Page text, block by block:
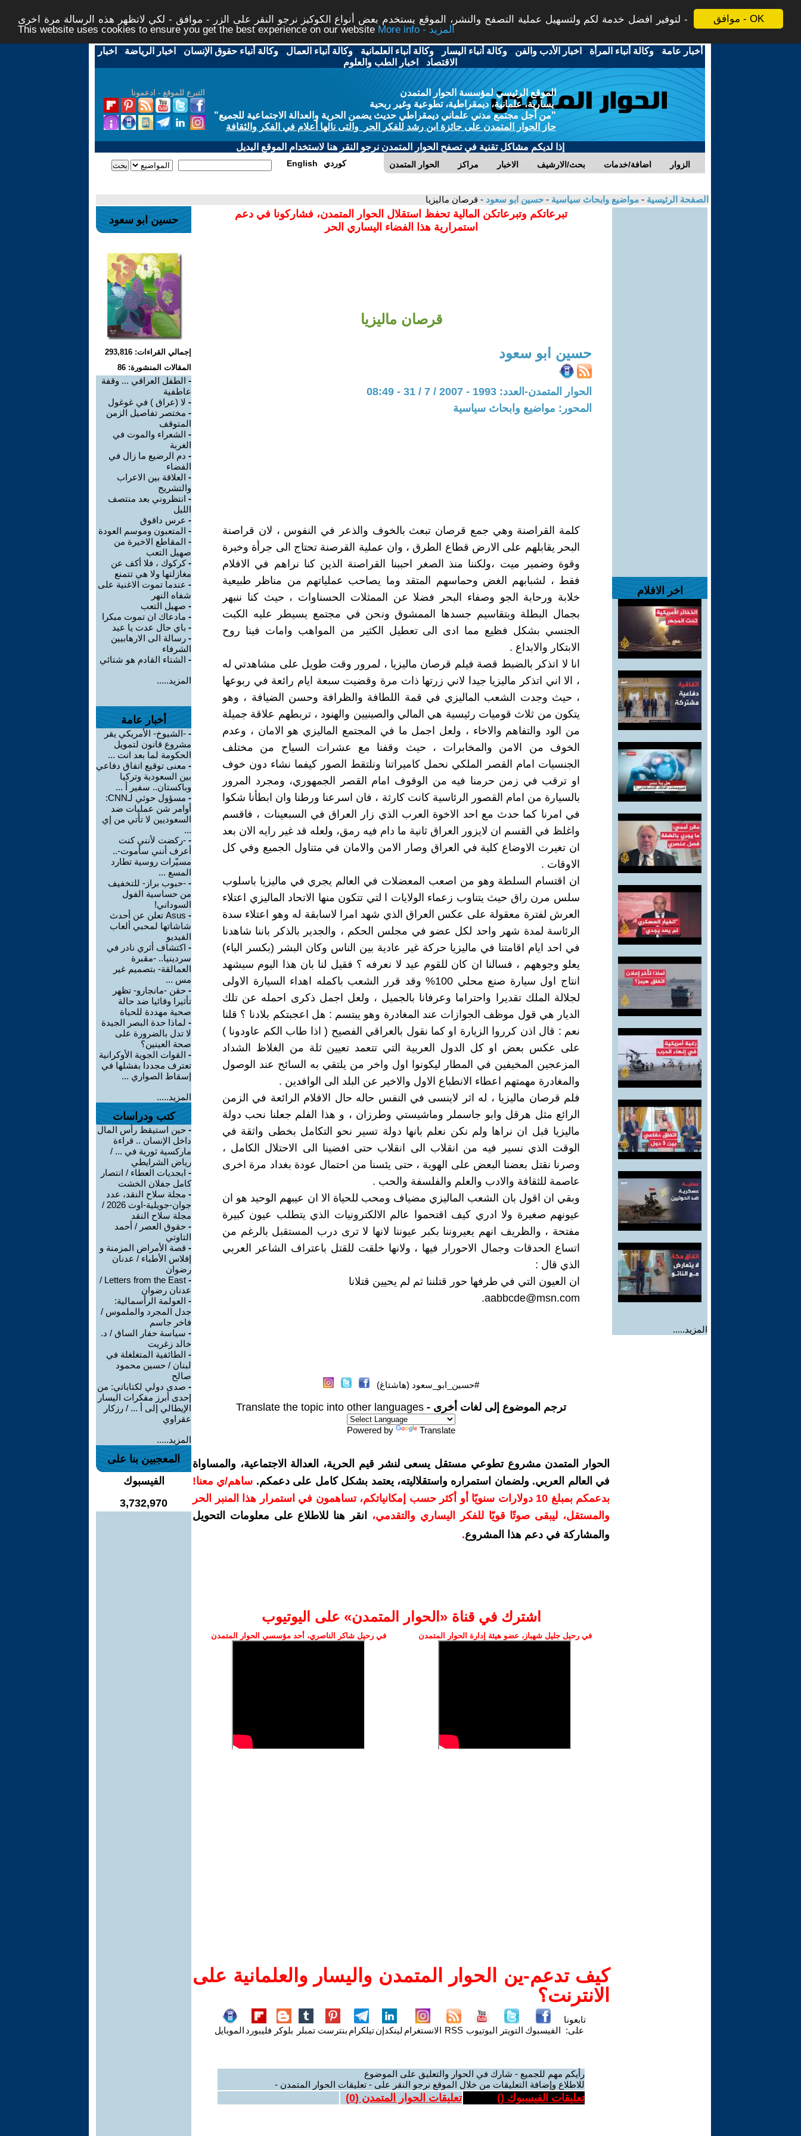
موافق - OK
لتوفير افضل خدمة لكم ولتسهيل عملية التصفح والنشر، الموقع يستخدم بعض أنواع الكوكيز نرجو النقر على الزر - موافق - لكي لاتظهر هذه الرسالة مرة اخرى -
This website uses cookies to ensure you get the best experience on our website
More info - المزيد
أخبار عامة -وكالة أنباء المرأة - اخبار الأدب والفن -وكالة أنباء اليسار -وكالة أنباء العلمانية -وكالة أنباء العمال -وكالة أنباء حقوق الإنسان - اخبار الرياضة - اخبار
الاقتصاد - اخبار الطب والعلوم
التبرع للموقع - ادعمونا
الموقع الرئيسي لمؤسسة الحوار المتمدن
يسارية، علمانية، ديمقراطية، تطوعية وغير ربحية
"من أجل مجتمع مدني علماني ديمقراطي حديث يضمن الحرية والعدالة الاجتماعية للجميع"
حاز الحوار المتمدن على جائزة ابن رشد للفكر الحر والتى نالها أعلام في الفكر والثقافة
إذا لديكم مشاكل تقنية في تصفح الحوار المتمدن نرجو النقر هنا لاستخدام الموقع البديل
الحوار المتمدن مراكز الاخبار بحث/الارشيف اضافة/خدمات الزوار English كوردي
الصفحة الرئيسية - مواضيع وابحاث سياسية - حسين ابو سعود - قرصان ماليزيا
اخر الافلام
المزيد.....
تبرعاتكم وتبرعاتكن المالية تحفظ استقلال الحوار المتمدن، فشاركونا في دعم
استمرارية هذا الفضاء اليساري الحر
قرصان ماليزيا
حسين ابو سعود
الحوار المتمدن-العدد: 1993 - 2007 / 7 / 31 - 08:49
المحور: مواضيع وابحاث سياسية
كلمة القراصنة وهي جمع قرصان تبعث بالخوف والذعر في النفوس ، لان قراصنة
البحر يقابلهم على الارض قطاع الطرق ، وان عملية القرصنة تحتاج الى جرأة وخبرة
وقوة وضمير ميت ،ولكننا منذ الصغر احببنا القراصنة الذين كنا نراهم في الافلام
فقط ، لشبابهم الغض وحماسهم المتقد وما يصاحب عملياتهم من مناظر طبيعية
خلابة ورحابة الجو وصفاء البحر فضلا عن الممثلات الحسناوات ، حيث كنا ننبهر
بجمال البطلة وبتقاسيم جسدها الممشوق ونحن في مجتمع يسيطر عليه الكبت
الجنسي بشكل فظيع مما ادى الى تعطيل الكثير من المواهب وامات فينا روح
الابتكار والابداع .
انا لا اتذكر بالضبط قصة فيلم قرصان ماليزيا ، لمرور وقت طويل على مشاهدتي له
، الا اني اتذكر ماليزيا جيدا لاني زرتها ذات مرة وقضيت سبعة ايام رائعة في ربوعها
، حيث وجدت الشعب الماليزي في قمة اللطافة والظرافة وحسن الضيافة ، وهو
يتكون من ثلاث قوميات رئيسية هي المالي والصينيين والهنود ، تربطهم علاقة جميلة
من الود والتفاهم والاخاء ، ولعل اجمل ما في المجتمع الماليزي هو الامان ، وعدم
الخوف من الامن والمخابرات ، حيث وقفنا مع عشرات السياح من مختلف
الجنسيات امام القصر الملكي نحمل كاميراتنا ونلتقط الصور كيفما نشاء دون خوف
او ترقب في زمن حرمنا فيه من الوقوف امام القصر الجمهوري، ومجرد المرور
بالسيارة من امام القصور الرئاسية كانت كارثة ، فان اسرعنا ورطنا وان ابطأنا شكوا
في امرنا كما حدث مع احد الاخوة العرب الذي زار العراق في السبعينات ، فاقسم
واغلظ في القسم ان لايزور العراق ثانية ما دام فيه رمق، ولعله قد غير رايه الان بعد
ان تغيرت الاوضاع كلية في العراق وصار الامن والامان في متناول الجميع وفي كل
الاوقات .
ان اقتسام السلطة وهو من اصعب المعضلات في العالم يجري في ماليزيا باسلوب
سلس مرن راق حيث يتناوب زعماء الولايات ا لتي تتكون منها الاتحاد الماليزي اعتلاء
العرش لفترة معقولة على عكس العراق الذي شهد امرا لاسابقة له وهو اعتلاء سدة
الرئاسة لمدة شهر واحد لكل عضو في مجلس الحكم ، والجدير بالذكر باننا شاهدنا
في احد ايام اقامتنا في ماليزيا حركة غير عادية بين الناس وكان البشر (بكسر الباء)
يعلو وجوههم ، فسالنا ان كان للقوم عيد لا نعرفه ؟ فقيل لنا بان هذا اليوم سيشهد
انتاج اول سيارة صنع محلي 100% وقد قرر الشعب باكمله اهداء السيارة الاولى
لجلالة الملك تقديرا واحتراما وعرفانا بالجميل ، ولعل اجمل ذكرى احمله عن تلك
الديار هي قول موظف الجوازات عند المغادرة وهو يبتسم : هل اعجبتكم بلادنا ؟ قلنا
نعم : قال اذن كرروا الزيارة او كما نقول بالعراقي الفصيح ( اذا طاب الكم عاودونا )
على عكس بعض او كل الدول العربية التي تتعمد تعيين ثلة من الغلاظ الشداد
المزعجين المخيفين في المطار ليكونوا اول واخر من يلتقي به السائح عند الوصول
والمغادرة مهمتهم اعطاء الانطباع الاول والاخير عن البلد الى الوافدين .
فلم قرصان ماليزيا ، له اثر لاينسى في النفس حاله حال الافلام الرائعة في الزمن
الرائع مثل هرقل وابو جاسملر وماشيستي وطرزان ، و هذا الفلم جعلنا نحب دولة
ماليزيا قبل ان نراها ولم نكن نعلم بانها دولة تسير نحو التكامل بخطى واثقة في
الوقت الذي نسير فيه من انقلاب الى انقلاب حتى افضينا الى الاحتلال الكامل ،
وصرنا نقتل بعضنا البعض على الهوية ، حتى يئسنا من احتمال عودة بغداد مرة اخرى
عاصمة للثقافة والادب والعلم والفلسفة والحب .
وبقي ان اقول بان الشعب الماليزي مضياف ومحب للحياة الا ان عيبهم الوحيد هو ان
عيونهم صغيرة ولا ادري كيف اقتحموا عالم الالكترونيات الذي يتطلب عيون كبيرة
مفتحة ، والظريف انهم يعيروننا بكبر عيوننا لانها لا ترى درب المستقبل بالرغم من
اتساع الحدقات وجمال الاحورار فيها ، ولانها خلقت للقتل باعتراف الشاعر العربي
الذي قال :
ان العيون التي في طرفها حور قتلننا ثم لم يحيين قتلانا
aabbcde@msn.com
.
#حسين_ابو_سعود (هاشتاغ)
ترجم الموضوع إلى لغات أخرى - Translate the topic into other languages
Powered by Translate
الحوار المتمدن مشروع تطوعي مستقل يسعى لنشر قيم الحرية، العدالة الاجتماعية، والمساواة
في العالم العربي. ولضمان استمراره واستقلاليته، يعتمد بشكل كامل على دعمكم. ساهم/ي معنا!
بدعمكم بمبلغ 10 دولارات سنويًا أو أكثر حسب إمكانياتكم، تساهمون في استمرار هذا المنبر الحر
والمستقل، ليبقى صوتًا قويًا للفكر اليساري والتقدمي،
انقر هنا للاطلاع على معلومات التحويل
والمشاركة في دعم هذا المشروع.
اشترك في قناة ‫«الحوار المتمدن» على اليوتيوب
في رحيل جليل شهباز، عضو هيئة إدارة الحوار المتمدن في رحيل شاكر الناصري، أحد مؤسسي الحوار المتمدن
كيف تدعم-ين الحوار المتمدن واليسار والعلمانية على
الانترنت؟
تابعونا
على: الفيسبوك التويتر اليوتيوب RSS الانستغرام لينكدإنتيلكرام بنترست تمبلر بلوكر فليبورد الموبايل
رأيكم مهم للجميع - شارك في الحوار والتعليق على الموضوع
للاطلاع وإضافة التعليقات من خلال الموقع نرجو النقر على - تعليقات الحوار المتمدن -
تعليقات الفيسبوك () تعليقات الحوار المتمدن (0
)
حسين ابو سعود
إجمالي القراءات: 293,816
المقالات المنشورة: 86
- الطفل العراقي ... وقفة
عاطفية
- لا (عراق ) في غوغول
- مختصر تفاصيل الزمن
المتوقف
- الشعراء والموت في
الغربة
- دم الرضيع ما زال في
الفضاء
- العلاقة بين الاعراب
والتشريح
- انتظروني بعد منتصف
الليل
- عرس داقوق
- المتعبون وموسم العودة
- المقاطع الاخيرة من
صهيل التعب
-كركوك ، فلا أكف عن
مغازلتها ولا هي تتمنع
- عندما تموت الاغنية على
شفاه النهر
- صهيل التعب
- مادعاك ان تموت مبكرا
- باي حال عدت يا عيد
- رسالة الى الارهابيين
الشرفاء
- الشتاء القادم هو شتائي
المزيد.....
أخبار عامة
- -الشيوخ- الأمريكي يقر
مشروع قانون لتمويل
الحكومة لما بعد انت ...
- معنى توقيع اتفاق دفاعي
بين السعودية وتركيا
وباكستان.. سفير أ ...
-
مسؤول حوثي لـCNN:
أوامر شن عمليات ضد
السعوديين لا تأتي من إي
...
- -ركضت لأنني كنت
أعرف أنني سأموت-..
مسيّرات روسية تطارد
المسع ...
- -حبوب براز- للتخفيف
من حساسية الفول
السوداني!
-
Asus تعلن عن أحدث
شاشاتها لمحبي ألعاب
الفيديو
- اكتشاف أثري نادر في
سردينيا.. -مقبرة
العمالقة- بتصميم غير
مس ...
- حقن -مانجارو- تظهر
تأثيرا وقائيا ضد حالة
صحية مهددة للحياة
- لماذا حدة البصر الجيدة
لا تدل بالضرورة على
صحة العينين؟
- القوات الجوية الأوكرانية
تعترف مجددا بفشلها في
إسقاط الصواري ...
المزيد.....
كتب ودراسات
- حين استيقظ رأس المال
داخل الإنسان .. قراءة
ماركسية ثورية في ... /
رياض الشرايطي
- ابجديات العطاء / انتصار
كامل جفلان الخشت
- مجلة سلاح النقد، عدد
جوان-جويلية-اوت 2026 /
مجلة سلاح النقد
- حقوق العصر / أحمد
التاوتي
- قصة الأمراض المزمنة و
إفلاس الأطباء / عدنان
رضوان
-
Letters from the East /
عدنان رضوان
- العولمة الرأسمالية:
جدل المجرد والملموس /
فاخر جاسم
- سياسة حفار الساق / د.
خالد زغريت
- الطائفية المتغلغلة في
لبنان / حسين محمود
صالح
- صدى دولي لكتاباتي: من
إحدى أبرز مفكرات اليسار
الإيطالي إلى أ ... / رزكار
عقراوي
المزيد.....
المعجبين بنا على
الفيسبوك
3,732,970